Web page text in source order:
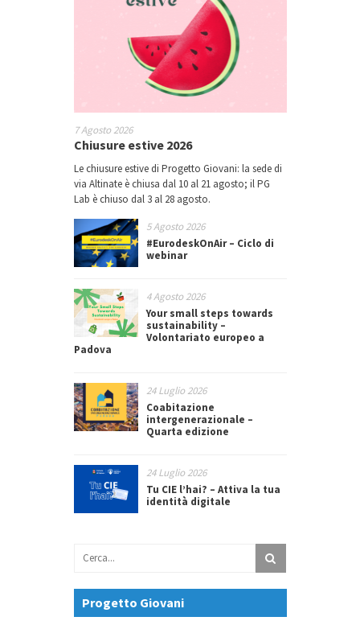
7 Agosto 2026
Chiusure estive 2026
Le chiusure estive di Progetto Giovani: la sede di
via Altinate è chiusa dal 10 al 21 agosto; il PG
Lab è chiuso dal 3 al 28 agosto.
5 Agosto 2026
#EurodeskOnAir – Ciclo di
webinar
4 Agosto 2026
Your small steps towards
sustainability –
Volontariato europeo a
Padova
24 Luglio 2026
Coabitazione
intergenerazionale –
Quarta edizione
24 Luglio 2026
Tu CIE l’hai? – Attiva la tua
identità digitale
Progetto Giovani